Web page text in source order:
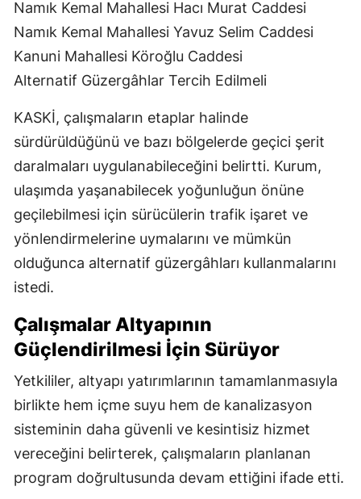
Namık Kemal Mahallesi Hacı Murat Caddesi
Namık Kemal Mahallesi Yavuz Selim Caddesi
Kanuni Mahallesi Köroğlu Caddesi
Alternatif Güzergâhlar Tercih Edilmeli
KASKİ, çalışmaların etaplar halinde
sürdürüldüğünü ve bazı bölgelerde geçici şerit
daralmaları uygulanabileceğini belirtti. Kurum,
ulaşımda yaşanabilecek yoğunluğun önüne
geçilebilmesi için sürücülerin trafik işaret ve
yönlendirmelerine uymalarını ve mümkün
olduğunca alternatif güzergâhları kullanmalarını
istedi.
Çalışmalar Altyapının
Güçlendirilmesi İçin Sürüyor
Yetkililer, altyapı yatırımlarının tamamlanmasıyla
birlikte hem içme suyu hem de kanalizasyon
sisteminin daha güvenli ve kesintisiz hizmet
vereceğini belirterek, çalışmaların planlanan
program doğrultusunda devam ettiğini ifade etti.